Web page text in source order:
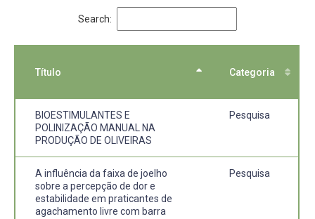
Search:
Título Categoria
BIOESTIMULANTES E
POLINIZAÇÃO MANUAL NA
PRODUÇÃO DE OLIVEIRAS
Pesquisa
A influência da faixa de joelho
sobre a percepção de dor e
estabilidade em praticantes de
agachamento livre com barra
Pesquisa